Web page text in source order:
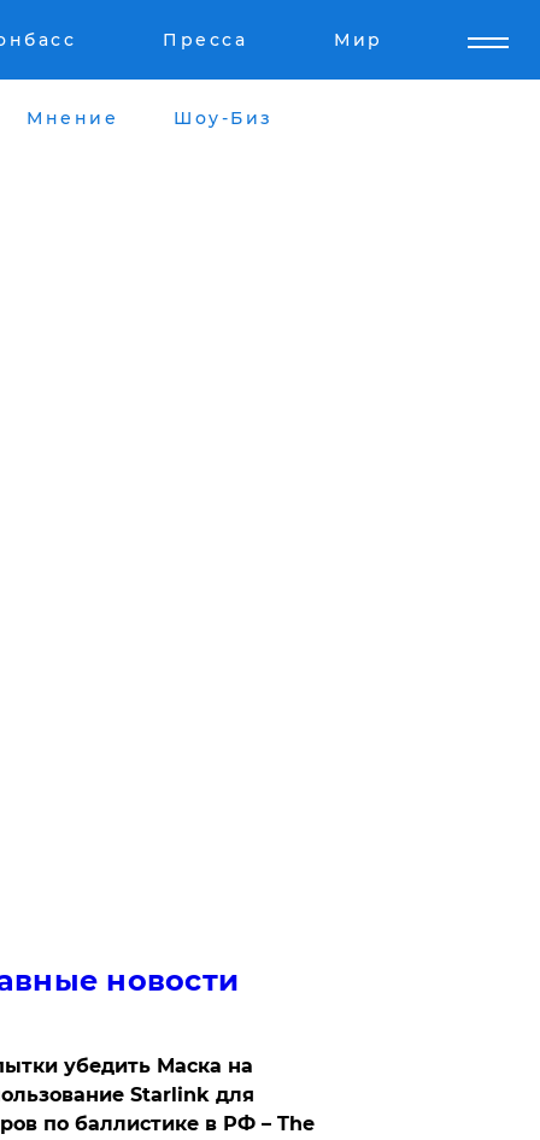
Пресса Мир
Мнение Шоу-Биз
новости
убедить Маска на
Starlink для
по баллистике в РФ – The